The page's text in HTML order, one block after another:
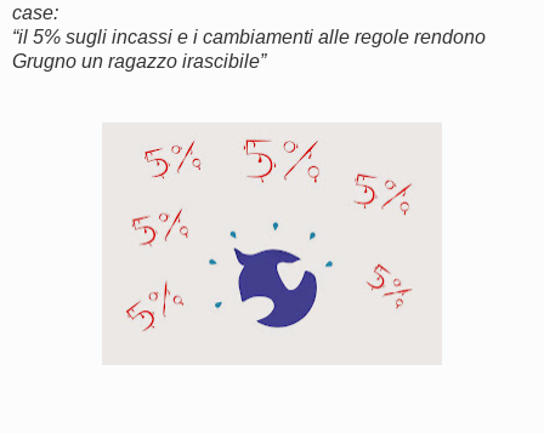
case:
“il 5% sugli incassi e i cambiamenti alle regole rendono
Grugno un ragazzo irascibile”